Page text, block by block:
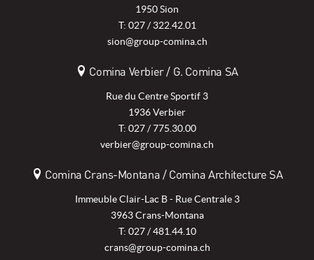
1950 Sion
T: 027 / 322.42.01
sion@group-comina.ch
Comina Verbier / G. Comina SA
Rue du Centre Sportif 3
1936 Verbier
T: 027 / 775.30.00
verbier@group-comina.ch
Comina Crans-Montana / Comina Architecture SA
Immeuble Clair-Lac B - Rue Centrale 3
3963 Crans-Montana
T: 027 / 481.44.10
crans@group-comina.ch